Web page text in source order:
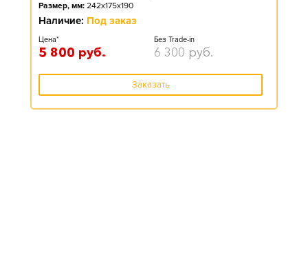
Размер, мм: 242x175x190
Наличие: Под заказ
Цена*
5 800 руб.
Без Trade-in
6 300 руб.
Заказать